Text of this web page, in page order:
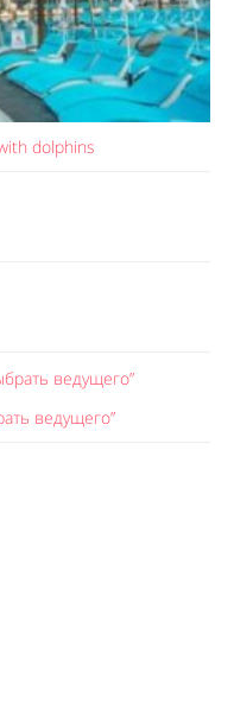
dolphins
ведущего”